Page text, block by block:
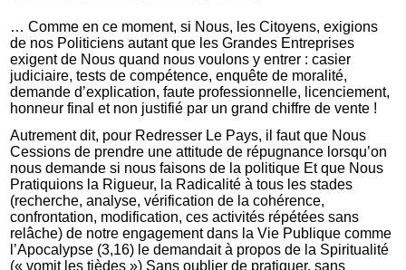
… Comme en ce moment, si Nous, les Citoyens, exigions
de nos Politiciens autant que les Grandes Entreprises
exigent de Nous quand nous voulons y entrer : casier
judiciaire, tests de compétence, enquête de moralité,
demande d’explication, faute professionnelle, licenciement,
honneur final et non justifié par un grand chiffre de vente !
Autrement dit, pour Redresser Le Pays, il faut que Nous
Cessions de prendre une attitude de répugnance lorsqu’on
nous demande si nous faisons de la politique Et que Nous
Pratiquions la Rigueur, la Radicalité à tous les stades
(recherche, analyse, vérification de la cohérence,
confrontation, modification, ces activités répétées sans
relâche) de notre engagement dans la Vie Publique comme
l’Apocalypse (3,16) le demandait à propos de la Spiritualité
(« vomit les tièdes ») Sans oublier de pratiquer, sans